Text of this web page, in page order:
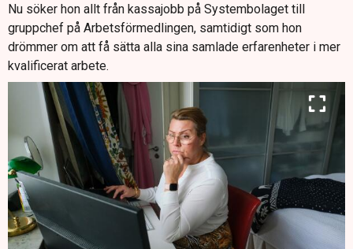
Nu söker hon allt från kassajobb på Systembolaget till
gruppchef på Arbetsförmedlingen, samtidigt som hon
drömmer om att få sätta alla sina samlade erfarenheter i mer
kvalificerat arbete.